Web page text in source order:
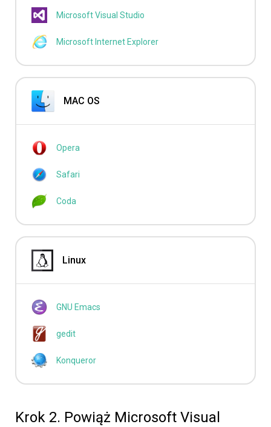
Microsoft Visual Studio
Microsoft Internet Explorer
MAC OS
Opera
Safari
Coda
Linux
GNU Emacs
gedit
Konqueror
Krok 2. Powiąż Microsoft Visual